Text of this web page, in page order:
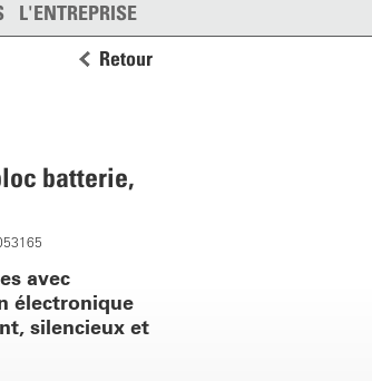
PLUS
L'ENTREPRISE
Retour
batterie,
avec
électronique
silencieux et